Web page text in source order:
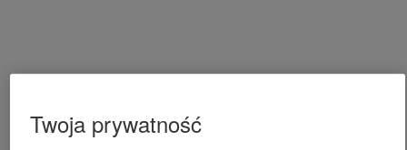
Twoja prywatność